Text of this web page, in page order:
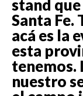
stand
Santa Fe.
acá es la
esta
tenemos.
nuestro